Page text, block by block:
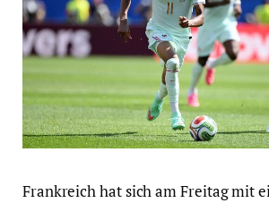
Frankreich hat sich am Freitag mit